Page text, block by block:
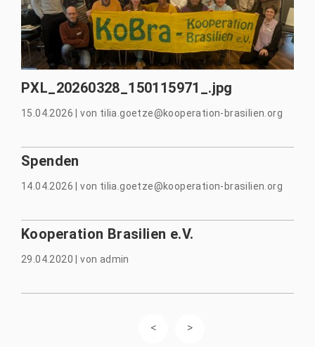
PXL_20260328_150115971_.jpg
15.04.2026 |von tilia.goetze@kooperation-brasilien.org
Spenden
14.04.2026 |von tilia.goetze@kooperation-brasilien.org
Kooperation Brasilien e.V.
29.04.2020 |von admin